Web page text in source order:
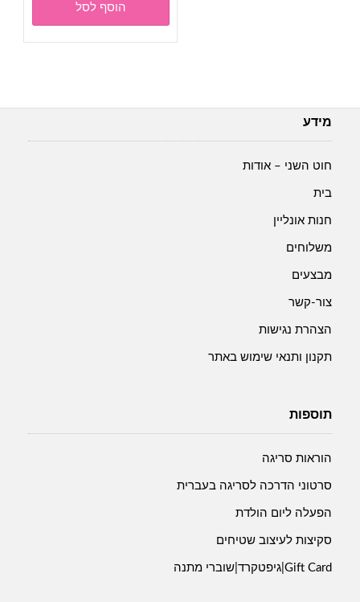
הוסף לסל
מידע
חוט השני – אודות
בית
חנות אונליין
משלוחים
מבצעים
צור-קשר
הצהרת נגישות
תקנון ותנאי שימוש באתר
תוספות
הוראות סריגה
סרטוני הדרכה לסריגה בעברית
הפעלה ליום הולדת
סקיצות לעיצוב שטיחים
Gift Card|גיפטקרד|שוברי מתנה